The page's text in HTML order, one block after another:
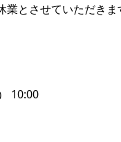
とさせていただきま
10:00